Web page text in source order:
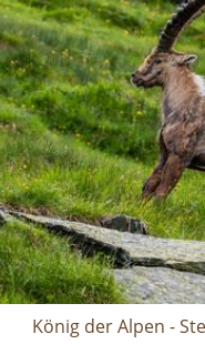
König der Alpen -